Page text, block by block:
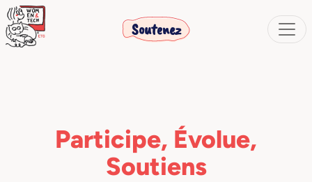
Soutenez
Participe, Évolue,
Soutiens